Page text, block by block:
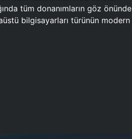
tüm donanımların göz önünde
bilgisayarları türünün modern